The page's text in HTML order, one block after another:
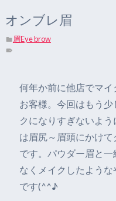
オンブレ眉
眉Eye brow
何年か前に他店でマ
お客様。今回はもう
クになりすぎないよ
は眉尻～眉頭にかけ
です。パウダー眉と
なくメイクしたよう
です(^^♪